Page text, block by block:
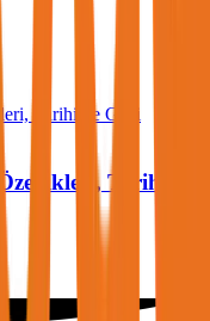
Tarihi ve